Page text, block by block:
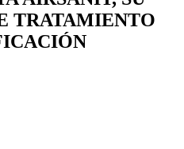
TRATAMIENTO